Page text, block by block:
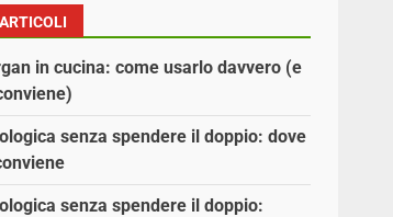
in cucina: come usarlo davvero (e
senza spendere il doppio: dove
senza spendere il doppio: